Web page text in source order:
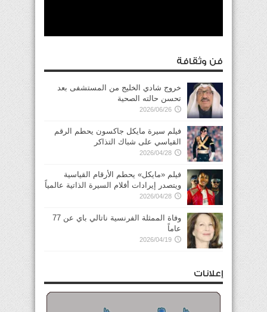
فن وثقافة
خروج شادي الخليج من المستشفى بعد
تحسن حالته الصحية
2026/06/26
فيلم سيرة مايكل جاكسون يحطم الرقم
القياسي على شباك التذاكر
2026/04/28
فيلم «مايكل» يحطم الأرقام القياسية
ويتصدر إيرادات أفلام السيرة الذاتية عالمياً
2026/04/28
وفاة الممثلة الفرنسية ناتالي باي عن 77
عاماً
2026/04/19
إعلانات